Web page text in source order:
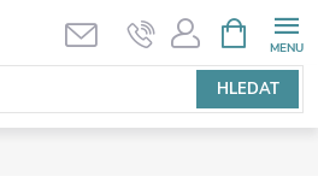
HLEDAT
NÁKUPNÍ
KOŠÍK